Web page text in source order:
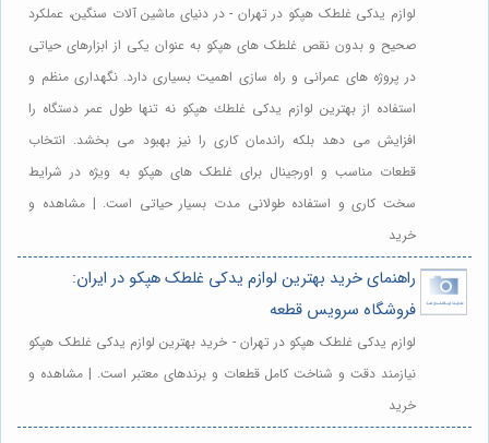
لوازم یدکی غلطک هپکو در تهران - در دنیای ماشین آلات سنگین، عملکرد
صحیح و بدون نقص غلطک های هپکو به عنوان یکی از ابزارهای حیاتی
در پروژه های عمرانی و راه سازی اهمیت بسیاری دارد. نگهداری منظم و
استفاده از بهترین لوازم يدكى غلطك هپكو نه تنها طول عمر دستگاه را
افزایش می دهد بلکه راندمان کاری را نیز بهبود می بخشد. انتخاب
قطعات مناسب و اورجینال برای غلطک های هپکو به ویژه در شرایط
سخت کاری و استفاده طولانی مدت بسیار حیاتی است. | مشاهده و
خرید
راهنمای خرید بهترین لوازم یدکی غلطک هپکو در ایران:
فروشگاه سرویس قطعه
لوازم یدکی غلطک هپکو در تهران - خرید بهترین لوازم یدکی غلطک هپکو
نیازمند دقت و شناخت کامل قطعات و برندهای معتبر است. | مشاهده و
خرید